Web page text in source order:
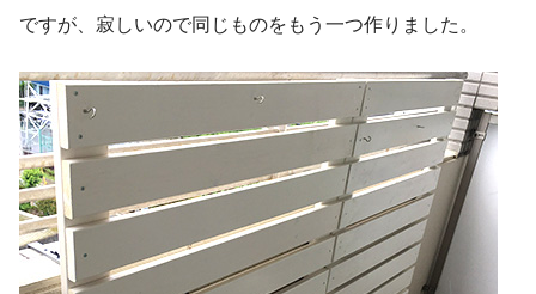
ですが、寂しいので同じものをもう一つ作りました。